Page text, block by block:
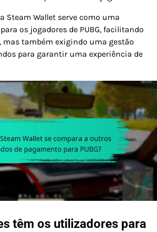
Steam Wallet serve como uma
os jogadores de PUBG, facilitando
mas também exigindo uma gestão
para garantir uma experiência de
têm os utilizadores para